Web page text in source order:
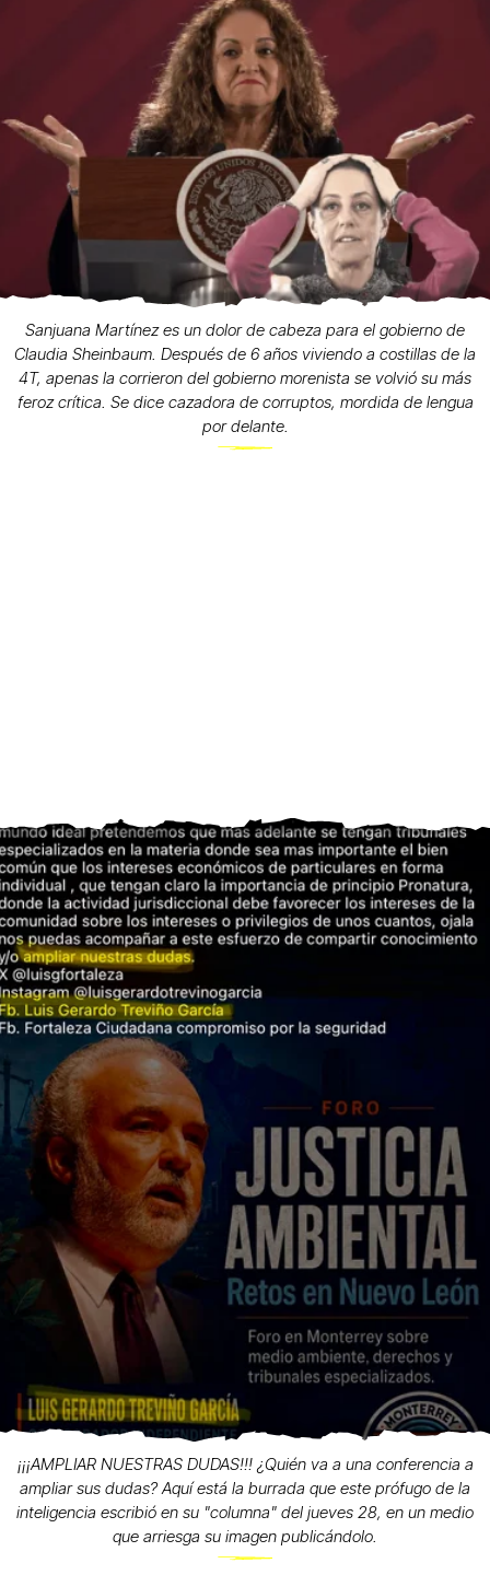
Sanjuana Martínez es un dolor de cabeza para el gobierno de
Claudia Sheinbaum. Después de 6 años viviendo a costillas de la
4T, apenas la corrieron del gobierno morenista se volvió su más
feroz crítica. Se dice cazadora de corruptos, mordida de lengua
por delante.
¡¡¡AMPLIAR NUESTRAS DUDAS!!! ¿Quién va a una conferencia a
ampliar sus dudas? Aquí está la burrada que este prófugo de la
inteligencia escribió en su "columna" del jueves 28, en un medio
que arriesga su imagen publicándolo.